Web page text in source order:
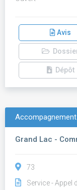
Avis
Dépôt
Grand Lac -
73
Service - Appel